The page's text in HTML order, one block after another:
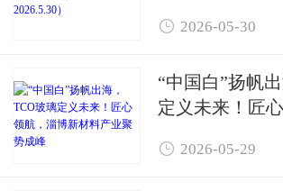
 2026-05-30
“中国白”扬帆
定义未来！匠
 2026-05-29